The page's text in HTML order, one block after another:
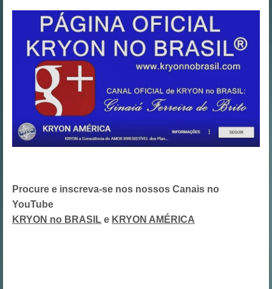
Procure e inscreva-se nos nossos Canais no
YouTube
KRYON no BRASIL e KRYON AMÉRICA